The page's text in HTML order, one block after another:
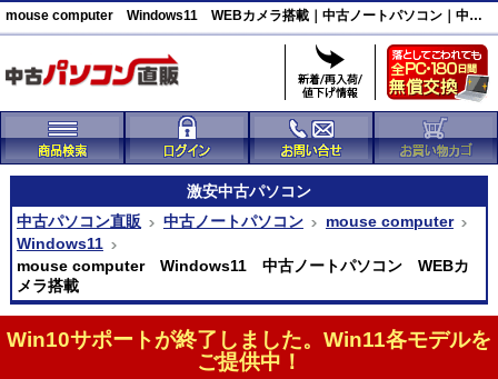
mouse computer Windows11 WEBカメラ搭載｜中古ノートパソコン｜中古パソコン直販
激安中古パソコン
中古パソコン直販
中古ノートパソコン
mouse computer
Windows11
mouse computer Windows11 中古ノートパソコン WEBカ
メラ搭載
Win10サポートが終了しました。Win11各モデルを
ご提供中！